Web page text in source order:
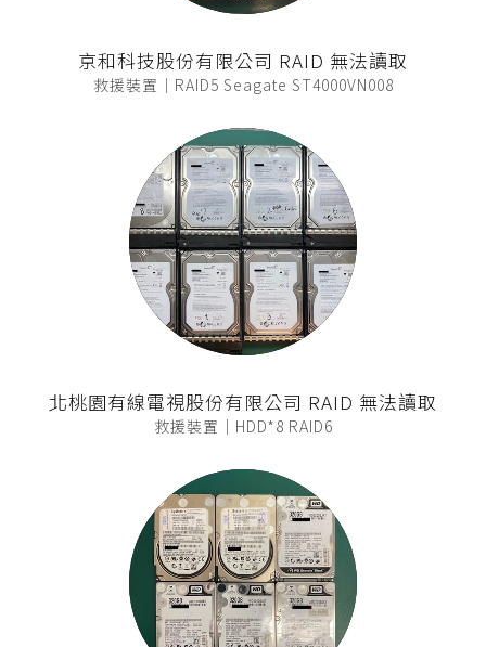
京和科技股份有限公司 RAID 無法讀取
救援裝置｜RAID5 Seagate ST4000VN008
北桃園有線電視股份有限公司 RAID 無法讀取
救援裝置｜HDD*8 RAID6